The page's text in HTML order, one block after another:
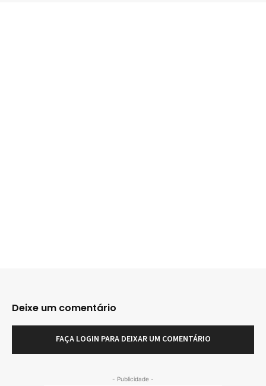
Deixe um comentário
FAÇA LOGIN PARA DEIXAR UM COMENTÁRIO
- Publicidade -